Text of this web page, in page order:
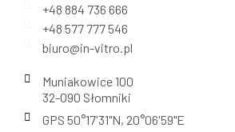
+48 884 736 666
+48 577 777 546
biuro@in-vitro.pl
Muniakowice 100
32-090 Słomniki
GPS 50°17'31"N, 20°06'59"E